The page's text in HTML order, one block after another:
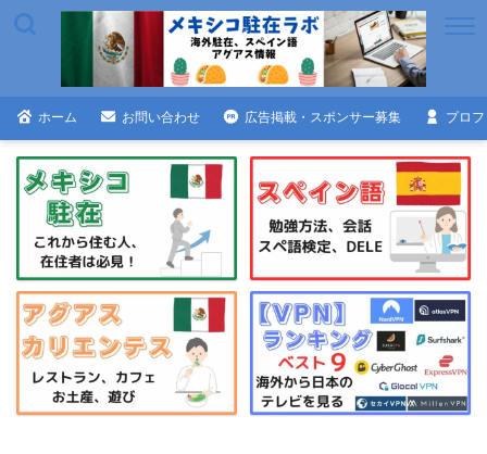
ホーム お問い合わせ 広告掲載・スポンサー募集 プロ